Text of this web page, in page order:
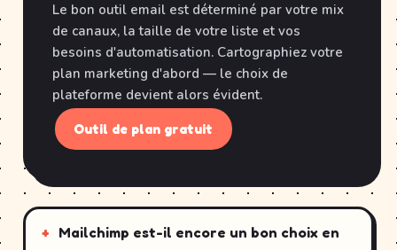
Le bon outil email est déterminé par votre mix
de canaux, la taille de votre liste et vos
besoins d'automatisation. Cartographiez votre
plan marketing d'abord — le choix de
plateforme devient alors évident.
Outil de plan gratuit
Mailchimp est-il encore un bon choix en